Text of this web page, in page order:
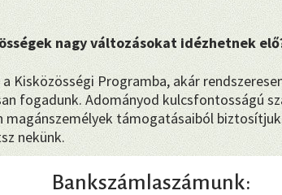
nagy változásokat idézhetnek
Kisközösségi Programba, akár
fogadunk. Adományod kulcsfontosságú
támogatásaiból
nekünk.
Bankszámlaszámunk: